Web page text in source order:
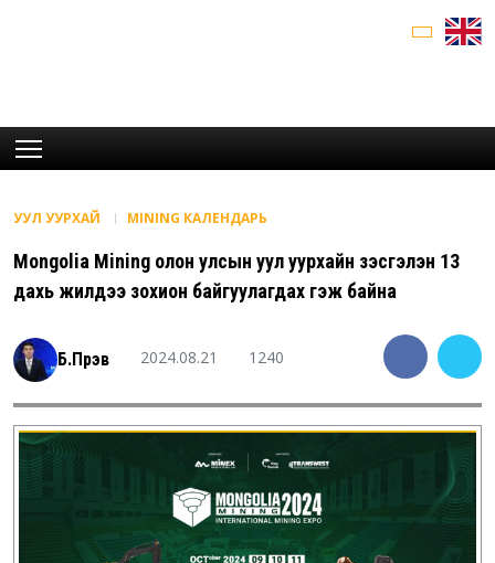
УУЛ УУРХАЙ MINING КАЛЕНДАРЬ
Mongolia Mining олон улсын уул уурхайн үзэсгэлэн 13
дахь жилдээ зохион байгуулагдах гэж байна
Б.Пүрэв 2024.08.21 1240